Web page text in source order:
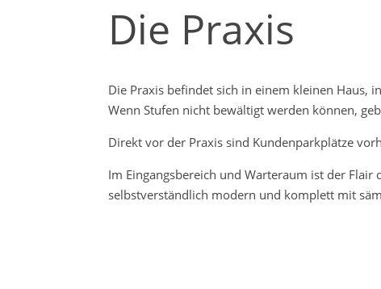
Die Praxis
Die Praxis befindet sich in einem kleinen Haus,
Wenn Stufen nicht bewältigt werden können,
Direkt vor der Praxis sind Kundenparkplätze
Im Eingangsbereich und Warteraum ist der
selbstverständlich modern und komplett mit